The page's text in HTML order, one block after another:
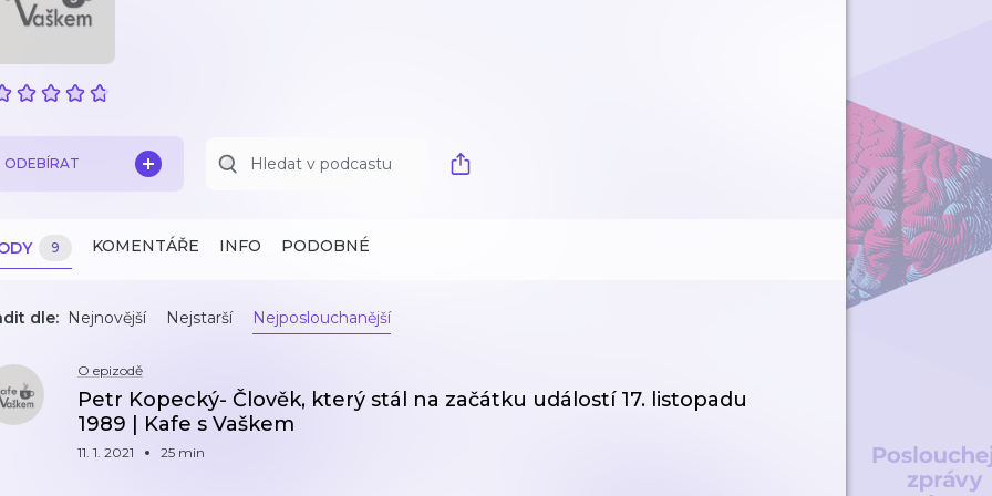
ODEBÍRAT
9 KOMENTÁŘE INFO PODOBNÉ
dle: Nejnovější Nejstarší Nejposlouchanější
O epizodě
Petr Kopecký- Člověk, který stál na začátku událostí 17. listopadu
1989 | Kafe s Vaškem
11. 1. 2021 25 min